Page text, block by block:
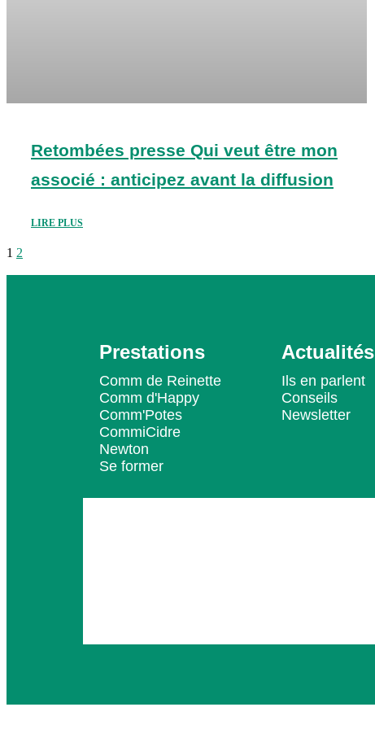
Retombées presse Qui veut être mon
associé : anticipez avant la diffusion
LIRE PLUS
1 2
Prestations
Comm de Reinette
Comm d'Happy
Comm'Potes
CommiCidre
Newton
Se former
Actualités
Ils en parlent
Conseils
Newsletter